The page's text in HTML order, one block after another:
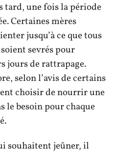
tard, une fois la période
Certaines mères
jusqu’à ce que tous
sevrés pour
jours de rattrapage.
selon l’avis de certains
choisir de nourrir une
le besoin pour chaque
souhaitent jeûner, il